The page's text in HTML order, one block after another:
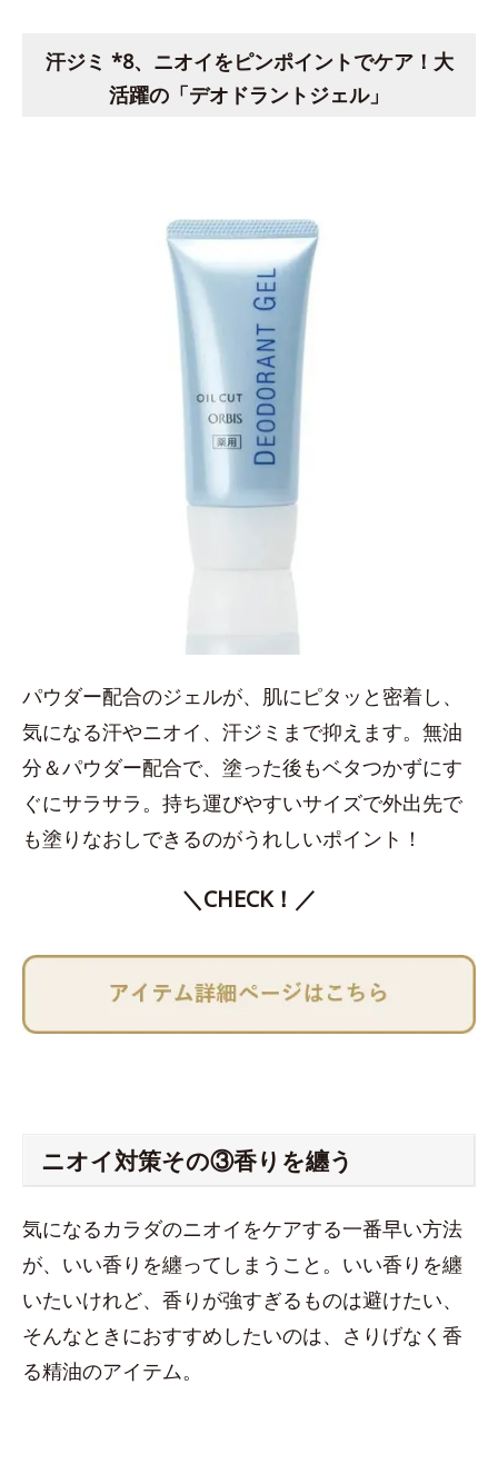
汗ジミ *8、ニオイをピンポイントでケア！大
活躍の「デオドラントジェル」
パウダー配合のジェルが、肌にピタッと密着し、
気になる汗やニオイ、汗ジミまで抑えます。無油
分＆パウダー配合で、塗った後もベタつかずにす
ぐにサラサラ。持ち運びやすいサイズで外出先で
も塗りなおしできるのがうれしいポイント！
＼CHECK！／
ニオイ対策その③香りを纏う
気になるカラダのニオイをケアする一番早い方法
が、いい香りを纏ってしまうこと。いい香りを纏
いたいけれど、香りが強すぎるものは避けたい、
そんなときにおすすめしたいのは、さりげなく香
る精油のアイテム。